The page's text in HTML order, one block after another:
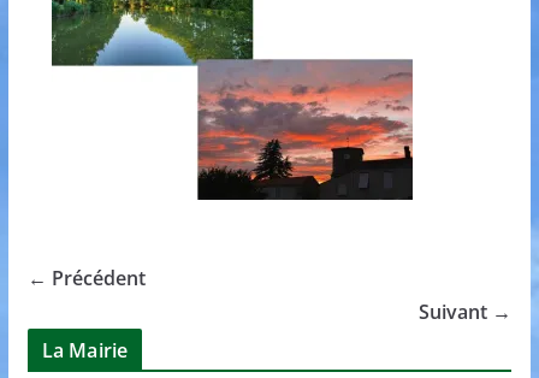
← Précédent
Suivant →
La Mairie